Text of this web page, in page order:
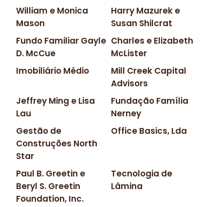
William e Monica
Mason
Harry Mazurek e
Susan Shilcrat
Fundo Familiar Gayle
D. McCue
Charles e Elizabeth
McLister
Imobiliário Médio
Mill Creek Capital
Advisors
Jeffrey Ming e Lisa
Lau
Fundação Família
Nerney
Gestão de
Construções North
Star
Office Basics, Lda
Paul B. Greetin e
Beryl S. Greetin
Foundation, Inc.
Tecnologia de
Lâmina